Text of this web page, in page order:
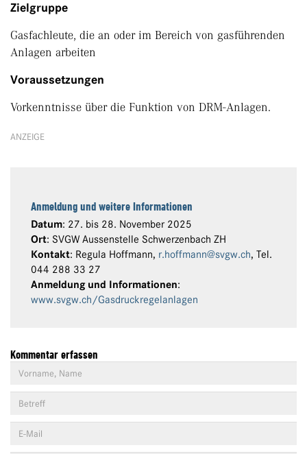
Zielgruppe
Gasfachleute, die an oder im Bereich von gasführenden
Anlagen arbeiten
Voraussetzungen
Vorkenntnisse über die Funktion von DRM-Anlagen.
ANZEIGE
Anmeldung und weitere Informationen
Datum: 27. bis 28. November 2025
Ort: SVGW Aussenstelle Schwerzenbach ZH
Kontakt: Regula Hoffmann, r.hoffmann@svgw.ch, Tel.
044 288 33 27
Anmeldung und Informationen:
www.svgw.ch/Gasdruckregelanlagen
Kommentar erfassen